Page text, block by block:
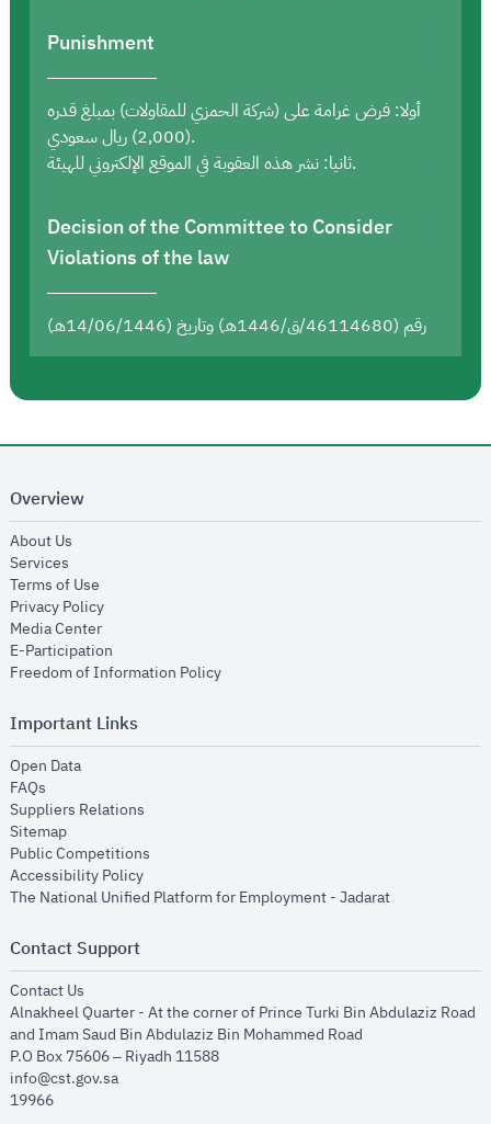
Punishment
أولا: فرض غرامة على (شركة الحمزي للمقاولات) بمبلغ قدره
(2,000) ريال سعودي.
ثانيا: نشر هذه العقوبة في الموقع الإلكتروني للهيئة.
Decision of the Committee to Consider
Violations of the law
رقم (46114680/ق/1446هـ) وتاريخ (14/06/1446هـ)
Overview
About Us
Services
Terms of Use
Privacy Policyopens in new window
Media Centeropens in new window
E-Participation
Freedom of Information Policyopens in new window
Important Links
Open Dataopens in new window
FAQs
Suppliers Relations
Sitemapopens in new window
Public Competitions
Accessibility Policyopens in new window
The National Unified Platform for Employment - Jadaratopens in new
Contact Support
Contact Us
Alnakheel Quarter - At the corner of Prince Turki Bin Abdulaziz Road
and Imam Saud Bin Abdulaziz Bin Mohammed Road​
P.O Box 75606 – Riyadh 11588
info@cst.gov.sa
19966